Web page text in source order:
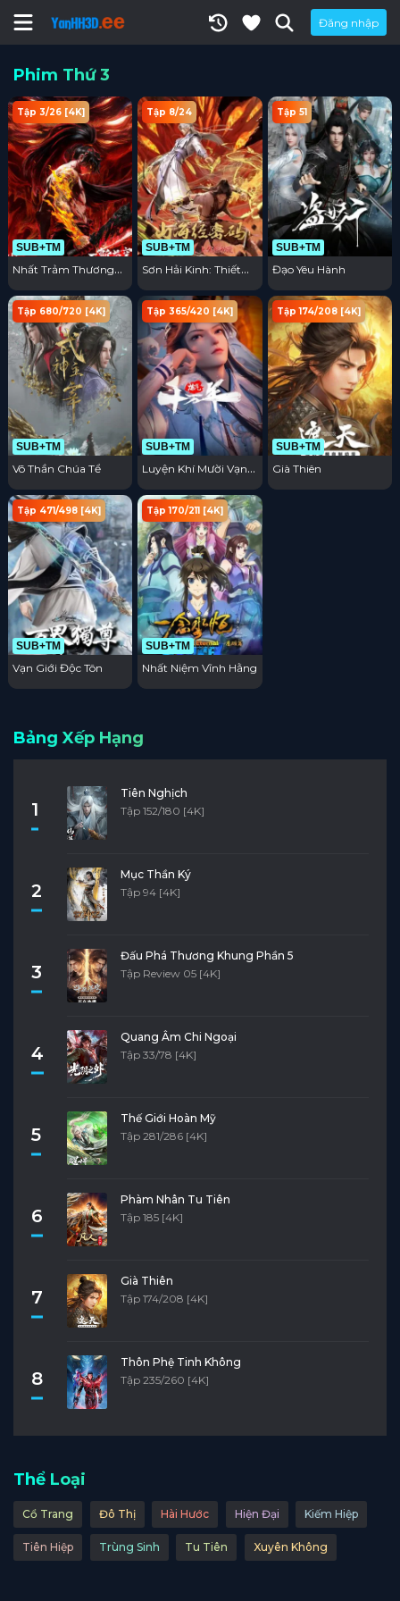
Đăng nhập
Phim Thứ 3
SUB+TM
Tập 3/26 [4K]
Nhất Trảm Thương
Khung
SUB+TM
Tập 8/24
Sơn Hải Kinh: Thiết
Lập Lại Trật Tự
SUB+TM
Tập 51
Đạo Yêu Hành
SUB+TM
Tập 680/720 [4K]
Võ Thần Chúa Tể
SUB+TM
Tập 365/420 [4K]
Luyện Khí Mười Vạn
Năm
SUB+TM
Tập 174/208 [4K]
Già Thiên
SUB+TM
Tập 471/498 [4K]
Vạn Giới Độc Tôn
SUB+TM
Tập 170/211 [4K]
Nhất Niệm Vĩnh Hằng
Bảng Xếp Hạng
1
Tiên Nghịch
Tập 152/180 [4K]
2
Mục Thần Ký
Tập 94 [4K]
3
Đấu Phá Thương Khung Phần 5
Tập Review 05 [4K]
4
Quang Âm Chi Ngoại
Tập 33/78 [4K]
5
Thế Giới Hoàn Mỹ
Tập 281/286 [4K]
6
Phàm Nhân Tu Tiên
Tập 185 [4K]
7
Già Thiên
Tập 174/208 [4K]
8
Thôn Phệ Tinh Không
Tập 235/260 [4K]
Thể Loại
Cổ Trang Đô Thị Hài Hước Hiện Đại Kiếm Hiệp
Tiên Hiệp Trùng Sinh Tu Tiên Xuyên Không